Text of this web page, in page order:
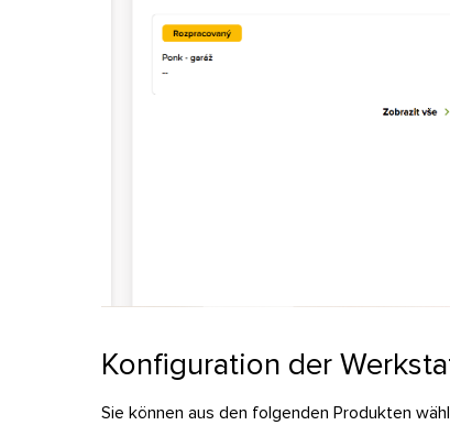
Konfiguration der
Sie können aus den folgenden Produkten